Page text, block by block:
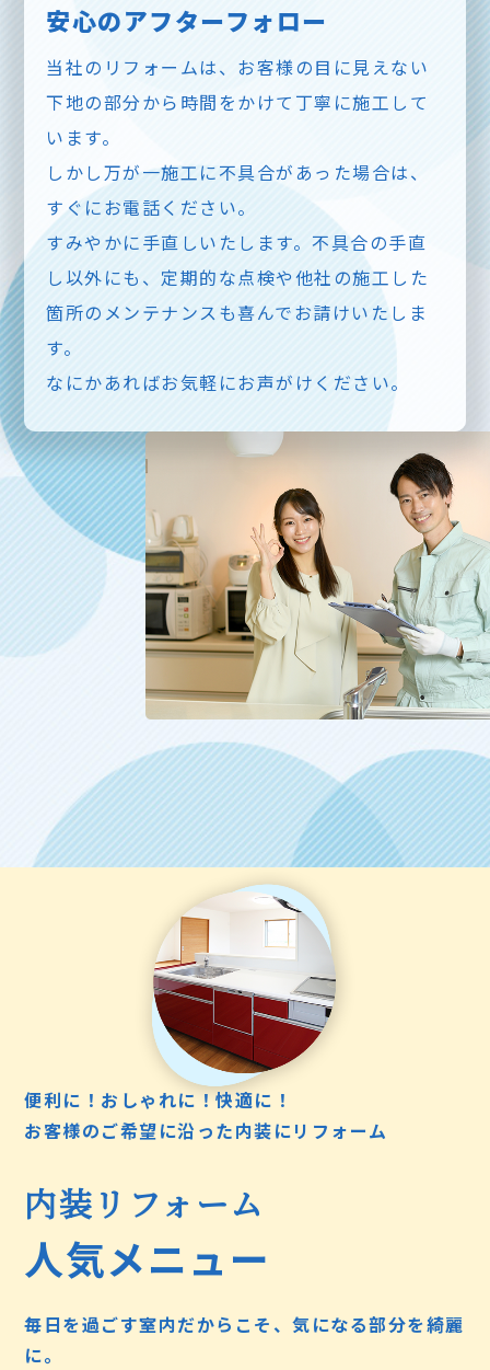
安心のアフターフォロー
当社のリフォームは、お客様の目に見えない
下地の部分から時間をかけて丁寧に施工して
います。
しかし万が一施工に不具合があった場合は、
すぐにお電話ください。
すみやかに手直しいたします。不具合の手直
し以外にも、定期的な点検や他社の施工した
箇所のメンテナンスも喜んでお請けいたしま
す。
なにかあればお気軽にお声がけください。
便利に！おしゃれに！快適に！
お客様のご希望に沿った内装にリフォーム
内装リフォーム
人気メニュー
毎日を過ごす室内だからこそ、気になる部分を綺麗
に。